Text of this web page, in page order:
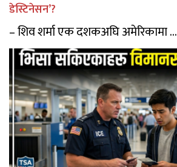
डेस्टिनेसन’?
– शिव शर्मा एक दशकअघि अमेरिकामा ...